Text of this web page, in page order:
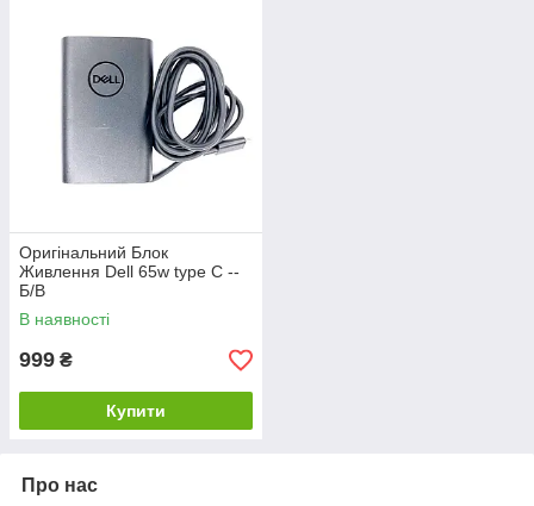
Оригінальний Блок
Живлення Dell 65w type C --
Б/В
В наявності
999 ₴
Купити
Про нас